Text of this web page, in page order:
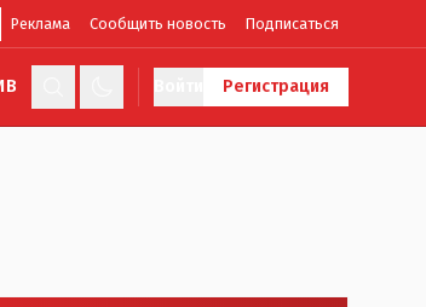
Реклама Сообщить новость Подписаться
Регистрация